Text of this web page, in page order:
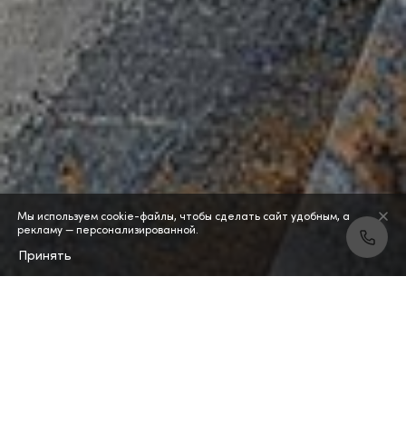
Мы используем cookie-файлы, чтобы сделать сайт удобным, а
рекламу — персонализированной.
Принять